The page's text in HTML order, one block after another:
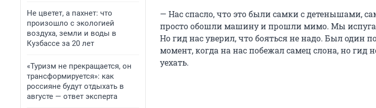
Не цветет, а пахнет: что
произошло с экологией
воздуха, земли и воды в
Кузбассе за 20 лет
«Туризм не прекращается, он
трансформируется»: как
россияне будут отдыхать в
августе — ответ эксперта
— Нас спасло, что это были самки с детенышами,
просто обошли машину и прошли мимо. Мы
Но гид нас уверил, что бояться не надо. Был один
момент, когда на нас побежал самец слона, но гид
уехать.